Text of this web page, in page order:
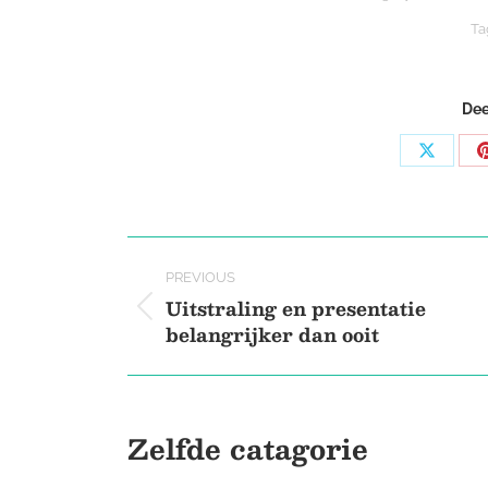
Share
Post
navigation
PREVIOUS
Previous
post:
Uitstraling en presentatie
belangrijker dan ooit
Zelfde catagorie